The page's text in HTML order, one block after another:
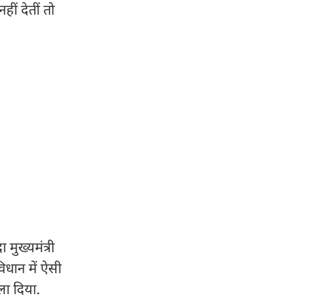
देतीं तो
मुख्यमंत्री
में ऐसी
दिया.